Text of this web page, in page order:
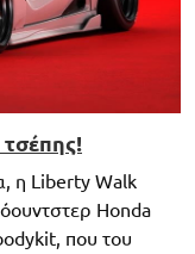
η Liberty Walk
Honda
που του